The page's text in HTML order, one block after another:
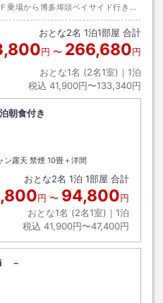
場から博多埠頭ベイサイド行き約
壱岐・対馬行き約７０分壱岐港下船
おとな2名 1泊1部屋 合計
円 〜 266,680円
おとな1名 (2名1室)｜ 1泊
税込 41,900円〜133,340円
朝食付き
ン露天 禁煙 10畳＋洋間
おとな2名 1泊 1部屋 合計
円 〜 94,800円
おとな1名 (2名1室)｜ 1泊
税込 41,900円〜47,400円
－